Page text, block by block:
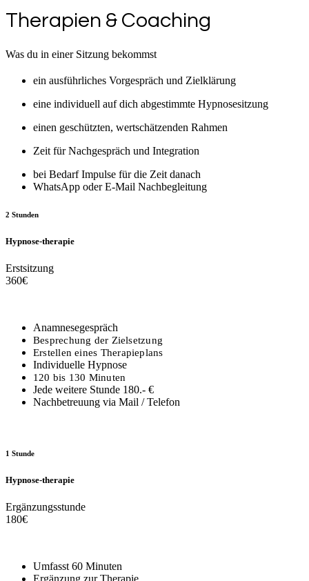
Therapien & Coaching
Was du in einer Sitzung bekommst
ein ausführliches Vorgespräch und Zielklärung
eine individuell auf dich abgestimmte Hypnosesitzung
einen geschützten, wertschätzenden Rahmen
Zeit für Nachgespräch und Integration
bei Bedarf Impulse für die Zeit danach
WhatsApp oder E-Mail Nachbegleitung
2 Stunden
Hypnose-therapie
Erstsitzung
360€
Anamnesegespräch
Besprechung der Zielsetzung
Erstellen eines Therapieplans
Individuelle Hypnose
120 bis 130 Minuten
Jede weitere Stunde 180.- €
Nachbetreuung via Mail / Telefon
1 Stunde
Hypnose-therapie
Ergänzungsstunde
180€
Umfasst 60 Minuten